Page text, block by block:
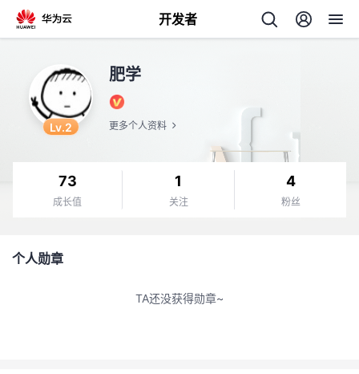
开发者
Lv.2
肥学
更多个人资料
73
成长值
1
关注
4
粉丝
个人勋章
TA还没获得勋章~